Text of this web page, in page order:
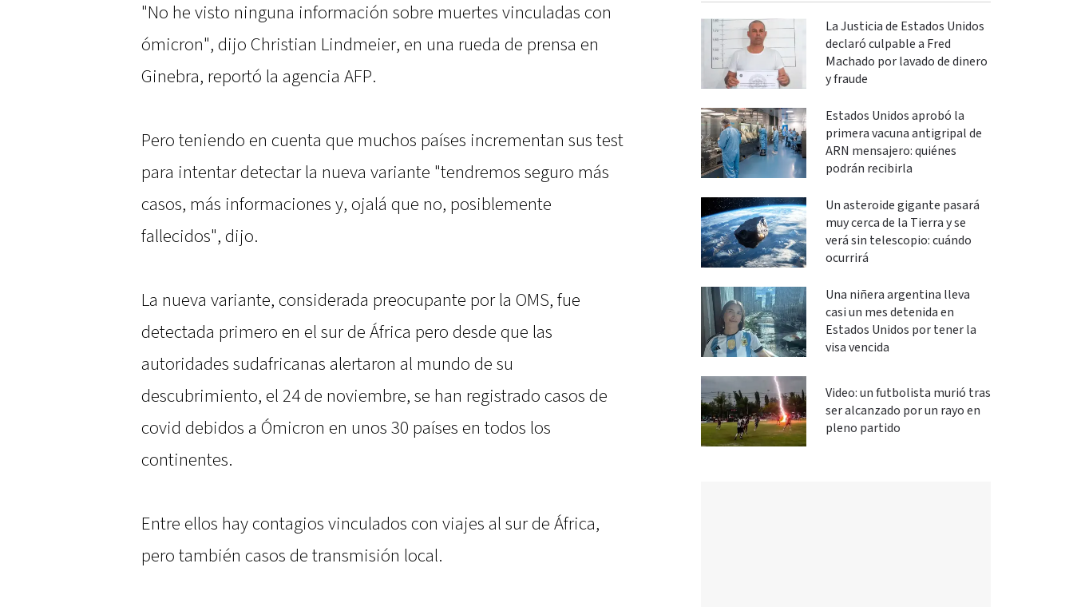
"No he visto ninguna información sobre muertes vinculadas con
ómicron", dijo Christian Lindmeier, en una rueda de prensa en
Ginebra, reportó la agencia AFP.
Pero teniendo en cuenta que muchos países incrementan sus test
para intentar detectar la nueva variante "tendremos seguro más
casos, más informaciones y, ojalá que no, posiblemente
fallecidos", dijo.
La nueva variante, considerada preocupante por la OMS, fue
detectada primero en el sur de África pero desde que las
autoridades sudafricanas alertaron al mundo de su
descubrimiento, el 24 de noviembre, se han registrado casos de
covid debidos a Ómicron en unos 30 países en todos los
continentes.
Entre ellos hay contagios vinculados con viajes al sur de África,
pero también casos de transmisión local.
La Justicia de Estados Unidos
declaró culpable a Fred
Machado por lavado de dinero
y fraude
Estados Unidos aprobó la
primera vacuna antigripal de
ARN mensajero: quiénes
podrán recibirla
Un asteroide gigante pasará
muy cerca de la Tierra y se
verá sin telescopio: cuándo
ocurrirá
Una niñera argentina lleva
casi un mes detenida en
Estados Unidos por tener la
visa vencida
Video: un futbolista murió tras
ser alcanzado por un rayo en
pleno partido